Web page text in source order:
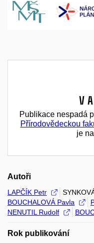
Publikace nespadá
Přírodovědeckou
je na
Autoři
LAPČÍK Petr
BOUCHALOVÁ Pavla
NENUTIL Rudolf
Rok publikování